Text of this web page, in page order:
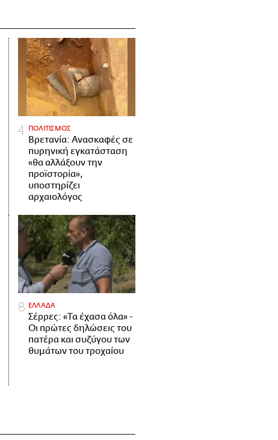
ΠΟΛΙΤΙΣΜΟΣ
Βρετανία: Ανασκαφές σε
πυρηνική εγκατάσταση
«θα αλλάξουν την
προϊστορία»,
υποστηρίζει
αρχαιολόγος
ΕΛΛΑΔΑ
Σέρρες: «Τα έχασα όλα» -
Οι πρώτες δηλώσεις του
πατέρα και συζύγου των
θυμάτων του τροχαίου